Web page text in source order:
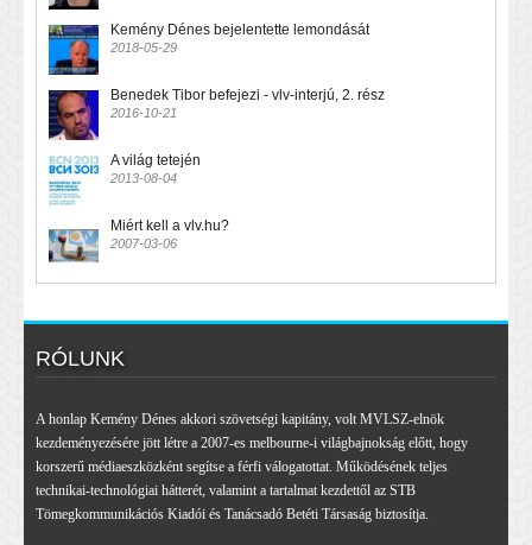
Kemény Dénes bejelentette lemondását
2018-05-29
Benedek Tibor befejezi - vlv-interjú, 2. rész
2016-10-21
A világ tetején
2013-08-04
Miért kell a vlv.hu?
2007-03-06
RÓLUNK
A honlap Kemény Dénes akkori szövetségi kapitány, volt MVLSZ-elnök
kezdeményezésére jött létre a 2007-es melbourne-i világbajnokság előtt, hogy
korszerű médiaeszközként segítse a férfi válogatottat. Működésének teljes
technikai-technológiai hátterét, valamint a tartalmat kezdettől az STB
Tömegkommunikációs Kiadói és Tanácsadó Betéti Társaság biztosítja.